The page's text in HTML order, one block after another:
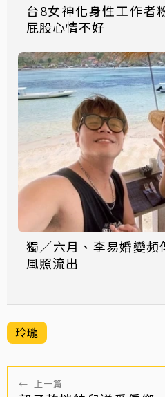
台8女神化身性工作者
屁股心情不好
獨／六月、李易婚變頻
風照流出
玲瓏
← 上一篇